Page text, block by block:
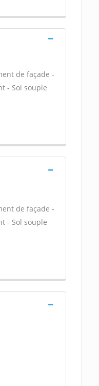
de façade -
- Sol souple
de façade -
- Sol souple